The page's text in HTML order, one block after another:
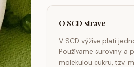
O SCD strave
V SCD výžive platí
Používame suroviny a
molekulou cukru, tzv.